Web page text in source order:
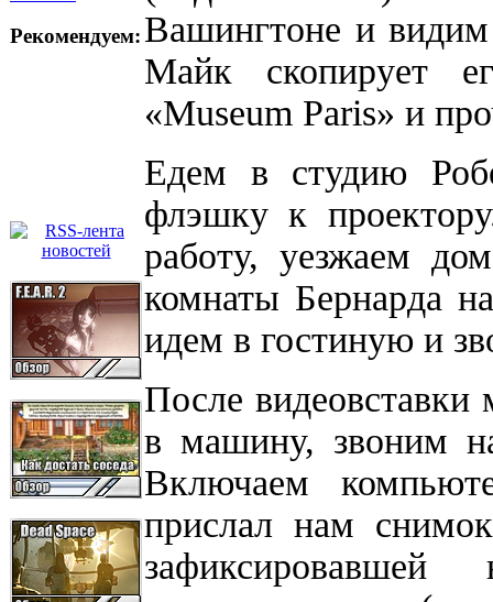
Рекомендуем: Вашингтоне и
Майк скопирует
«Museum Paris» и
Едем в студию
флэшку к
работу, уезжаем
комнаты Бернарда
идем в гостиную и
После
в машину, звоним
Включаем
прислал нам